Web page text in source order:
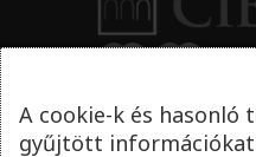
A cookie-k és hasonló
gyűjtött